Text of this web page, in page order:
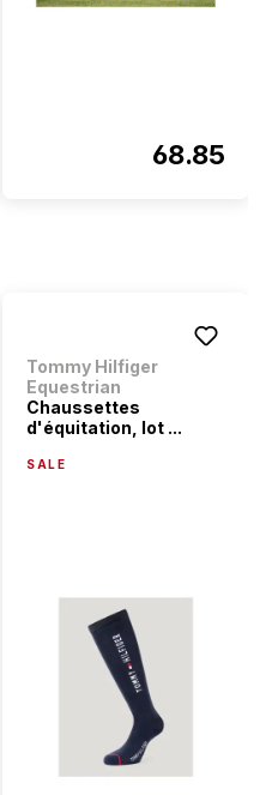
68.85
Tommy Hilfiger
Equestrian
Chaussettes
d'équitation, lot ...
SALE